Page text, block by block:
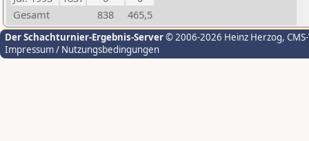
Gesamt
838 465,5
Der Schachturnier-Ergebnis-Server© 2006-2026 Heinz Herzog,
Impressum / Nutzungsbedingungen